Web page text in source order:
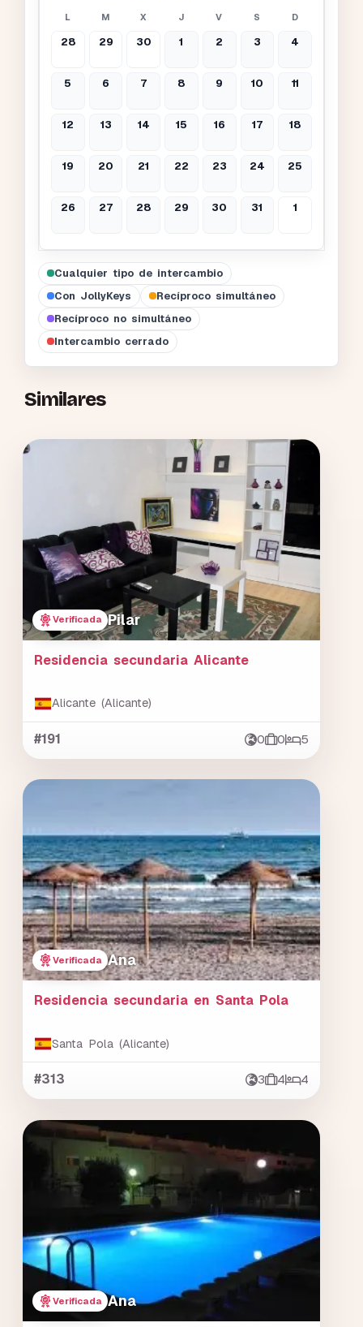
L M X J V S D
28 29 30 1 2 3 4
5 6 7 8 9 10 11
12 13 14 15 16 17 18
19 20 21 22 23 24 25
26 27 28 29 30 31 1
Cualquier tipo de intercambio
Con JollyKeys
Recíproco simultáneo
Recíproco no simultáneo
Intercambio cerrado
Similares
Verificada Pilar
Residencia secundaria Alicante
Alicante (Alicante)
#191 0 0 5
Verificada Ana
Residencia secundaria en Santa Pola
Santa Pola (Alicante)
#313 3 4 4
Verificada Ana